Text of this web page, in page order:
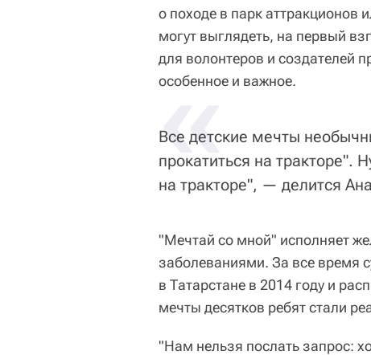
о походе в парк аттракционов
могут выглядеть, на первый
для волонтеров и создателей
особенное и важное.
«
Все детские мечты
прокатиться на тракторе".
на тракторе", — делится
"Мечтай со мной" исполняет
заболеваниями. За все время
в Татарстане в 2014 году и
мечты десятков ребят стали
"Нам нельзя послать запрос: